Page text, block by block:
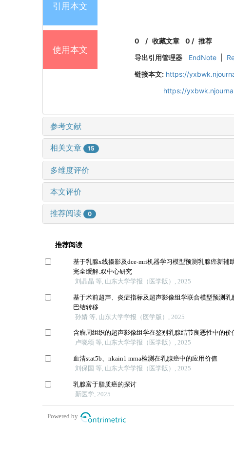
引用本文
使用本文
0 /收藏文章 0 / 推荐
导出引用管理器
EndNote
链接本文: https://
https://
参考文献
相关文章 15
多维度评价
本文评价
推荐阅读 0